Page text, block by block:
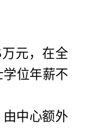
元，在全
学位年薪不
中心额外